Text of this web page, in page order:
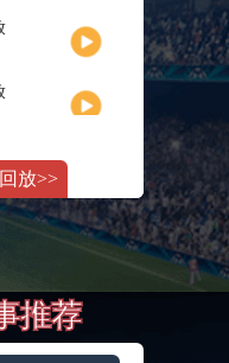
放
放
回放
放>>
推荐